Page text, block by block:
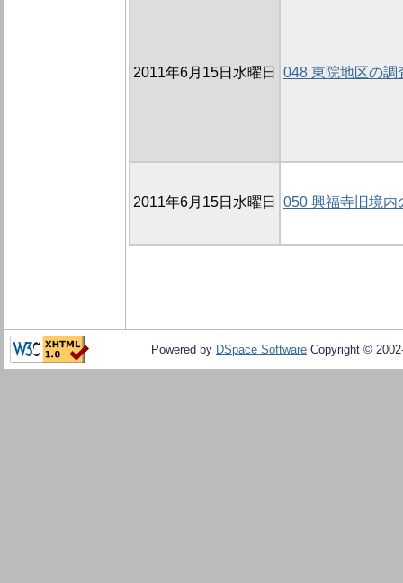
2011年6月15日水曜日 048 東院地区の調
2011年6月15日水曜日 050 興福寺旧境内
Powered by DSpace Software Copyright ©